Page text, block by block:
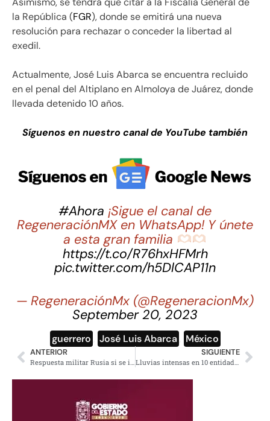
la República (FGR), donde se emitirá una nueva
resolución para rechazar o conceder la libertad al
exedil.
Actualmente, José Luis Abarca se encuentra recluido
en el penal del Altiplano en Almoloya de Juárez, donde
llevada detenido 10 años.
Síguenos en nuestro canal de YouTube también
#Ahora ¡Sigue el canal de
RegeneraciónMX en WhatsApp! Y únete
a esta gran familia
https://t.co/R76hxHFMrh
pic.twitter.com/h5DlCAP11n
— RegeneraciónMx (@RegeneracionMx)
September 20, 2023
guerrero José Luis Abarca México
ANTERIOR
Respuesta militar Rusia si se instalan misiles de largo alcance en Alemania
SIGUIENTE
Lluvias intensas en 10 entidades y al norte muy caluroso